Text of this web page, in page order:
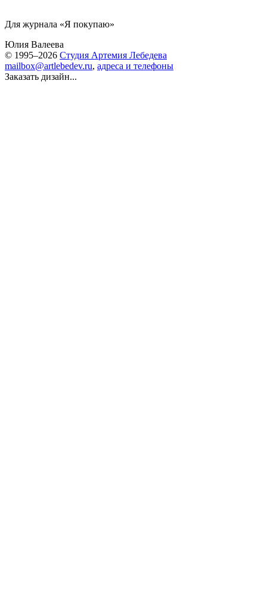
Для журнала «Я покупаю»
Юлия Валеева
© 1995–2026 Студия Артемия Лебедева
mailbox@artlebedev.ru, адреса и телефоны
Заказать дизайн...